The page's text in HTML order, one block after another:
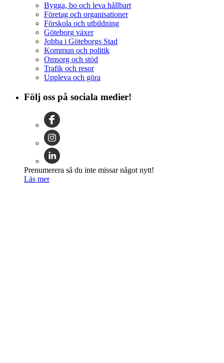
Bygga, bo och leva hållbart
Företag och organisationer
Förskola och utbildning
Göteborg växer
Jobba i Göteborgs Stad
Kommun och politik
Omsorg och stöd
Trafik och resor
Uppleva och göra
Följ oss på sociala medier!
Prenumerera så du inte missar något nytt!
Läs mer